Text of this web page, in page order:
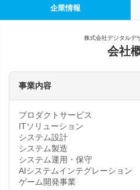
企業情報
株式会社デジタルデ
会社
事業内容
プロダクトサービス
ITソリューション
システム設計
システム製造
システム運用・保守
AIシステムインテグレーション
ゲーム開発事業